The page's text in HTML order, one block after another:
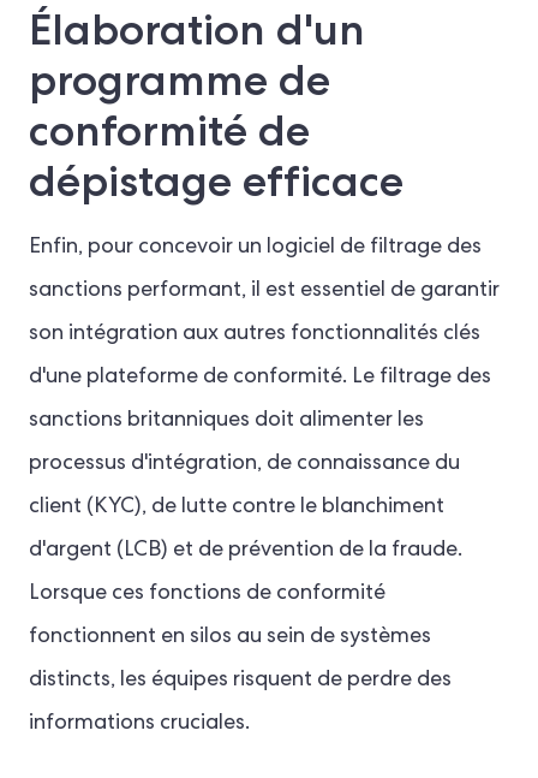
Élaboration d'un
programme de
conformité de
dépistage efficace
Enfin, pour concevoir un logiciel de filtrage des
sanctions performant, il est essentiel de garantir
son intégration aux autres fonctionnalités clés
d'une plateforme de conformité. Le filtrage des
sanctions britanniques doit alimenter les
processus d'intégration, de connaissance du
client (KYC), de lutte contre le blanchiment
d'argent (LCB) et de prévention de la fraude.
Lorsque ces fonctions de conformité
fonctionnent en silos au sein de systèmes
distincts, les équipes risquent de perdre des
informations cruciales.